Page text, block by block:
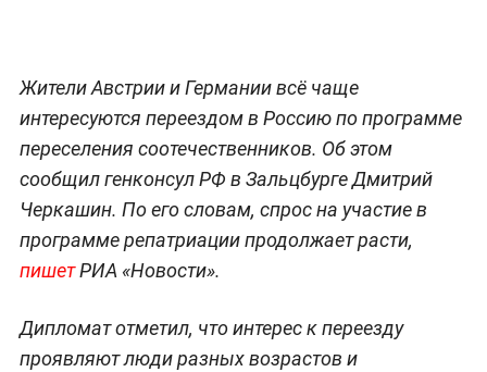
Жители Австрии и Германии всё чаще
интересуются переездом в Россию по программе
переселения соотечественников. Об этом
сообщил генконсул РФ в Зальцбурге Дмитрий
Черкашин. По его словам, спрос на участие в
программе репатриации продолжает расти,
пишетРИА «Новости».
Дипломат отметил, что интерес к переезду
проявляют люди разных возрастов и